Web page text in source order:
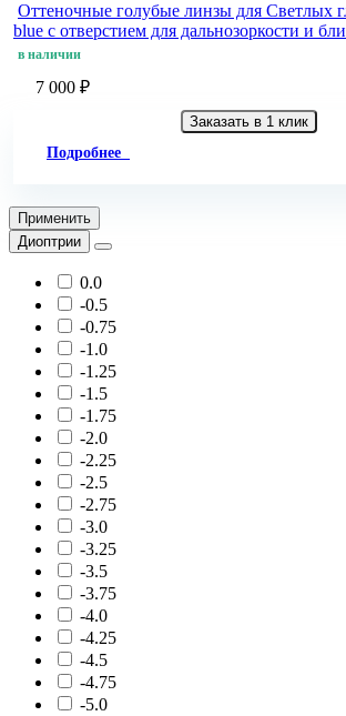
Оттеночные голубые линзы для Светлых
blue с отверстием для дальнозоркости и
в наличии
7 000 ₽
Заказать в 1 клик
Подробнее
Применить
Диоптрии
0.0
-0.5
-0.75
-1.0
-1.25
-1.5
-1.75
-2.0
-2.25
-2.5
-2.75
-3.0
-3.25
-3.5
-3.75
-4.0
-4.25
-4.5
-4.75
-5.0